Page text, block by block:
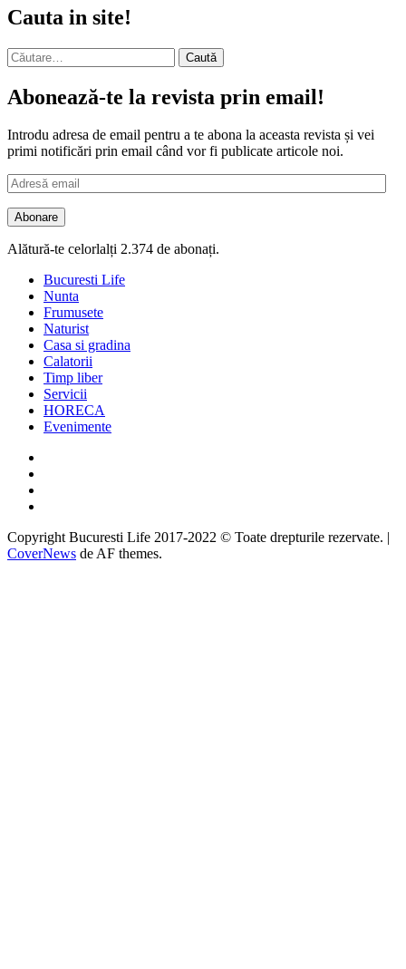
Cauta in site!
Caută
după:
Abonează-te la revista prin email!
Introdu adresa de email pentru a te abona la aceasta revista și vei
primi notificări prin email când vor fi publicate articole noi.
Adresă
email
Abonare
Alătură-te celorlalți 2.374 de abonați.
Bucuresti Life
Nunta
Frumusete
Naturist
Casa si gradina
Calatorii
Timp liber
Servicii
HORECA
Evenimente
Copyright Bucuresti Life 2017-2022 © Toate drepturile rezervate. |
CoverNews de AF themes.